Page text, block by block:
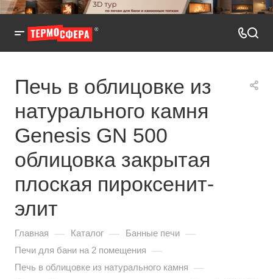
Печь в облицовке из
натурального камня
Genesis GN 500
облицовка закрытая
плоская пироксенит-
элит
Главная — Каталог — Банные печи —
Печи для бани на 2 помещения —
Печь в облицовке из натурального камня —